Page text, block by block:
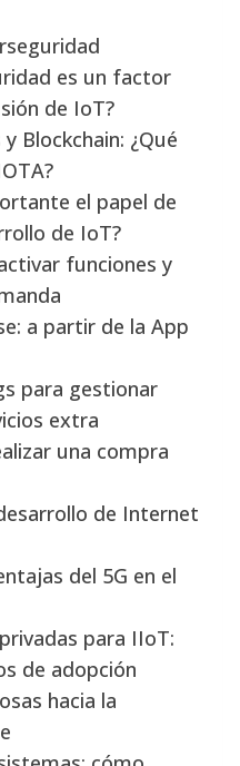
es un factor
de IoT?
Blockchain: ¿Qué
el papel de
de IoT?
funciones y
a partir de la App
para gestionar
extra
una compra
de Internet
del 5G en el
para IIoT:
de adopción
hacia la